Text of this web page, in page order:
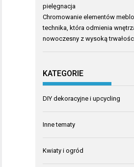
pielęgnacja
Chromowanie elementów
technika, która odmienia
nowoczesny z wysoką
KATEGORIE
DIY dekoracyjne i upcycling
Inne tematy
Kwiaty i ogród